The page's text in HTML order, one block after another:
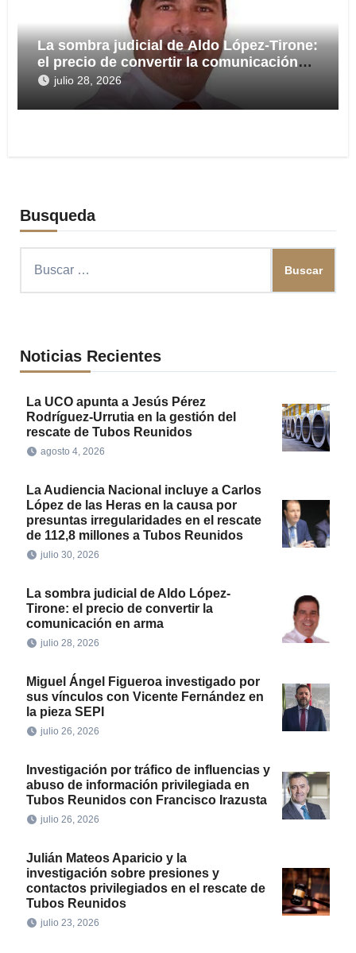
La sombra judicial de Aldo López-Tirone:
el precio de convertir la comunicación
en arma
julio 28, 2026
Busqueda
Noticias Recientes
La UCO apunta a Jesús Pérez
Rodríguez-Urrutia en la gestión del
rescate de Tubos Reunidos
agosto 4, 2026
La Audiencia Nacional incluye a Carlos
López de las Heras en la causa por
presuntas irregularidades en el rescate
de 112,8 millones a Tubos Reunidos
julio 30, 2026
La sombra judicial de Aldo López-
Tirone: el precio de convertir la
comunicación en arma
julio 28, 2026
Miguel Ángel Figueroa investigado por
sus vínculos con Vicente Fernández en
la pieza SEPI
julio 26, 2026
Investigación por tráfico de influencias y
abuso de información privilegiada en
Tubos Reunidos con Francisco Irazusta
julio 26, 2026
Julián Mateos Aparicio y la
investigación sobre presiones y
contactos privilegiados en el rescate de
Tubos Reunidos
julio 23, 2026